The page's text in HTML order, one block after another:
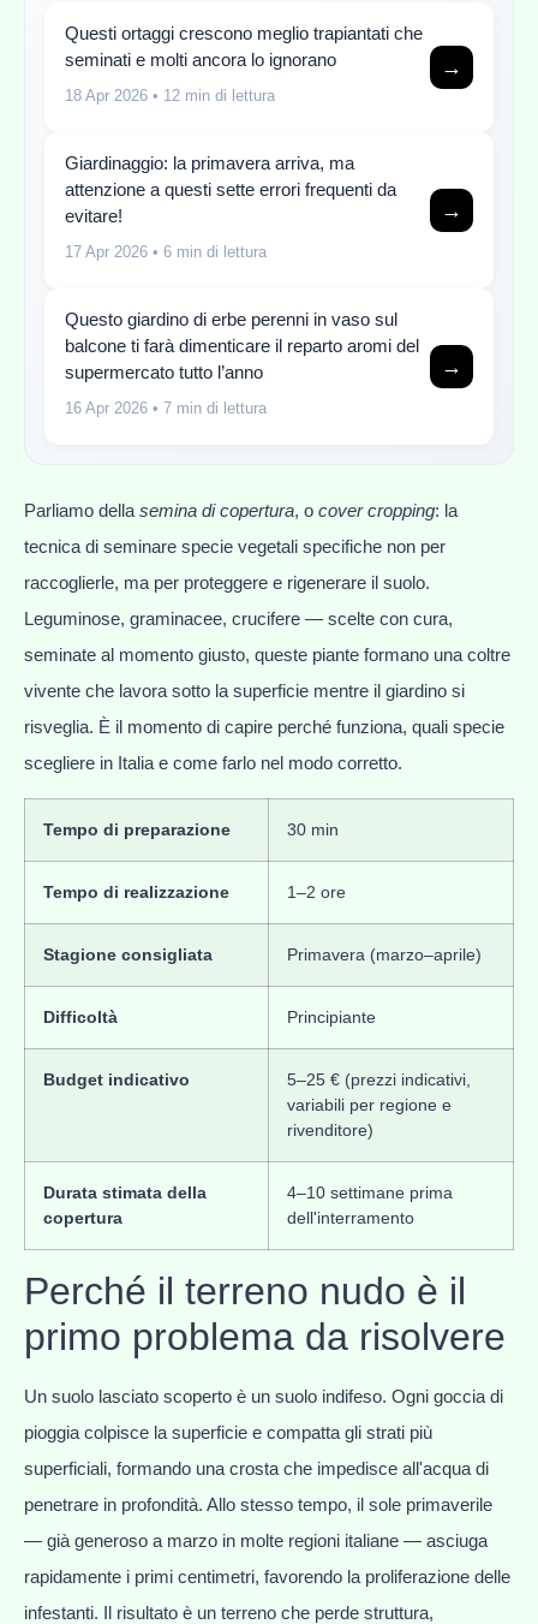
Questi ortaggi crescono meglio trapiantati che
seminati e molti ancora lo ignorano
18 Apr 2026 • 12 min di lettura
→
Giardinaggio: la primavera arriva, ma
attenzione a questi sette errori frequenti da
evitare!
17 Apr 2026 • 6 min di lettura
→
Questo giardino di erbe perenni in vaso sul
balcone ti farà dimenticare il reparto aromi del
supermercato tutto l’anno
16 Apr 2026 • 7 min di lettura
→
Parliamo della semina di copertura, o cover cropping: la
tecnica di seminare specie vegetali specifiche non per
raccoglierle, ma per proteggere e rigenerare il suolo.
Leguminose, graminacee, crucifere — scelte con cura,
seminate al momento giusto, queste piante formano una coltre
vivente che lavora sotto la superficie mentre il giardino si
risveglia. È il momento di capire perché funziona, quali specie
scegliere in Italia e come farlo nel modo corretto.
Tempo di preparazione 30 min
Tempo di realizzazione 1–2 ore
Stagione consigliata Primavera (marzo–aprile)
Difficoltà Principiante
Budget indicativo
5–25 € (prezzi indicativi,
variabili per regione e
rivenditore)
Durata stimata della
copertura
4–10 settimane prima
dell'interramento
Perché il terreno nudo è il
primo problema da risolvere
Un suolo lasciato scoperto è un suolo indifeso. Ogni goccia di
pioggia colpisce la superficie e compatta gli strati più
superficiali, formando una crosta che impedisce all'acqua di
penetrare in profondità. Allo stesso tempo, il sole primaverile
— già generoso a marzo in molte regioni italiane — asciuga
rapidamente i primi centimetri, favorendo la proliferazione delle
infestanti. Il risultato è un terreno che perde struttura,